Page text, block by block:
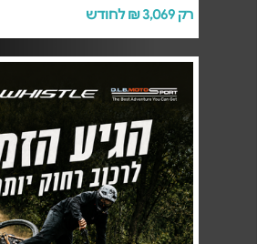
רק 3,069 ₪ לחודש